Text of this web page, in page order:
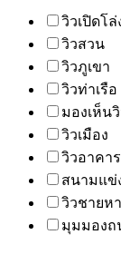
วิวเปิดโล่
วิวสวน
วิวภูเขา
วิวท่าเรือ
มองเห็น
วิวเมือง
วิวอาคาร
สนามแข่
วิวชายห
มุมมองถ